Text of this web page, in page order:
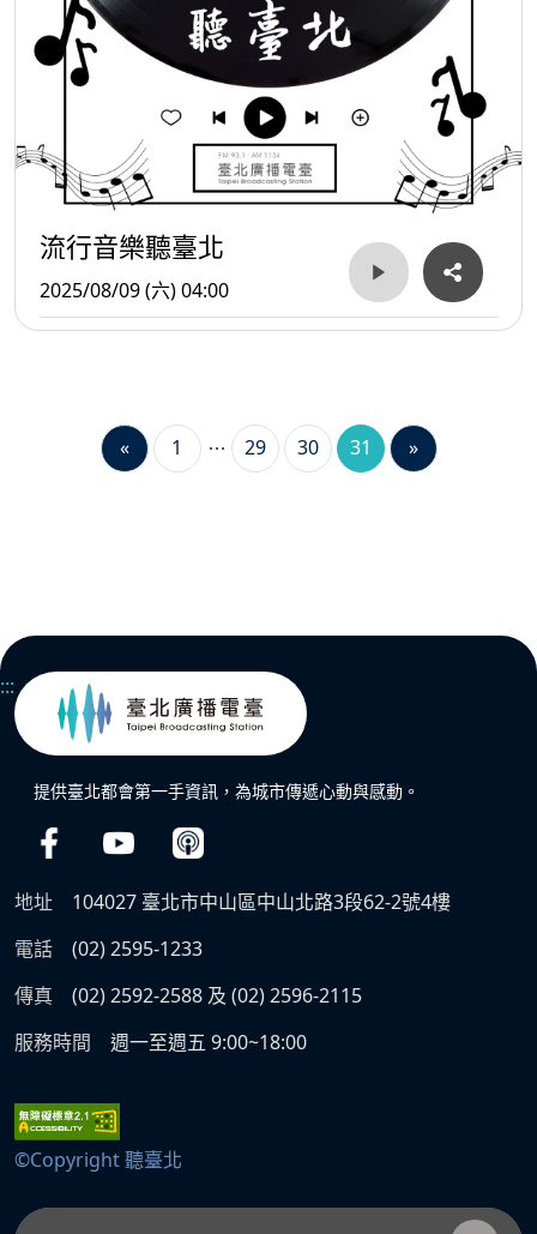
流行音樂聽臺北
2025/08/09 (六) 04:00
« 1 29 30 31 »
:::
提供臺北都會第一手資訊，為城市傳遞心動與感動。
地址
104027 臺北市中山區中山北路3段62-2號4樓
電話
(02) 2595-1233
傳真
(02) 2592-2588 及 (02) 2596-2115
服務時間
週一至週五 9:00~18:00
©Copyright 聽臺北